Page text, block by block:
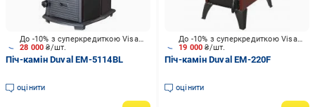
28 000₴/шт.
До -10% з суперкредиткою Visa Вигода
Піч-камін Duval EM-5114BL
оцінити
19 000₴/шт.
До -10% з суперкредиткою Visa Вигода
Піч-камін Duval EM-220F
оцінити